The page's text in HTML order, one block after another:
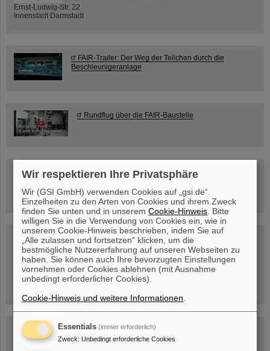
Ernst-Ludwig-Str. 22
Innenstadt Darmstadt
FAIR-Trailer: Der Weg der Teilchen durch die
Beschleunigeranlage
Rundflug über die FAIR-Baustelle
Besichtigung von GSI/FAIR –
jetzt Termin buchen!
Blog Beam On
Menschen...hinter GSI und FAIR.
Wir respektieren Ihre Privatsphäre
Wir (GSI GmbH) verwenden Cookies auf „gsi.de“.
Einzelheiten zu den Arten von Cookies und ihrem Zweck
finden Sie unten und in unseremCookie-Hinweis . Bitte
willigen Sie in die Verwendung von Cookies ein, wie in
unserem Cookie-Hinweis beschrieben, indem Sie auf
„Alle zulassen und fortsetzen“ klicken, um die
bestmögliche Nutzererfahrung auf unseren Webseiten zu
haben. Sie können auch Ihre bevorzugten Einstellungen
vornehmen oder Cookies ablehnen (mit Ausnahme
unbedingt erforderlicher Cookies).
Cookie-Hinweis und weitere Informationen
Essentials (immer erforderlich)
Zweck: Unbedingt erforderliche Cookies